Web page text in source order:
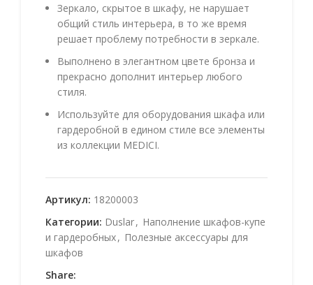
Зеркало, скрытое в шкафу, не нарушает
общий стиль интерьера, в то же время
решает проблему потребности в зеркале.
Выполнено в элегантном цвете бронза и
прекрасно дополнит интерьер любого
стиля.
Используйте для оборудования шкафа или
гардеробной в едином стиле все элементы
из коллекции MEDICI.
Артикул: 18200003
Категории: Duslar, Наполнение шкафов-купе
и гардеробных, Полезные аксессуары для
шкафов
Share: